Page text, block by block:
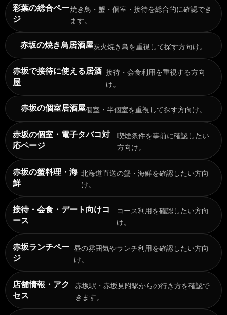
彩葉の総合ペー
ジ
焼き鳥・蟹・個室・接待を総合的に確認でき
ます。
赤坂の焼き鳥居酒屋炭火焼き鳥を重視して探す方向け。
赤坂で接待に使える居酒
屋
接待・会食利用を重視する方向
け。
赤坂の個室居酒屋個室・半個室を重視して探す方向け。
赤坂の個室・電子タバコ対
応ページ
喫煙条件を事前に確認したい
方向け。
赤坂の蟹料理・海
鮮
北海道直送の蟹・海鮮を確認したい方向
け。
接待・会食・デート向けコ
ース
コース利用を確認したい方向
け。
赤坂ランチペー
ジ
昼の雰囲気やランチ利用を確認したい方向
け。
店舗情報・アク
セス
赤坂駅・赤坂見附駅からの行き方を確認で
きます。